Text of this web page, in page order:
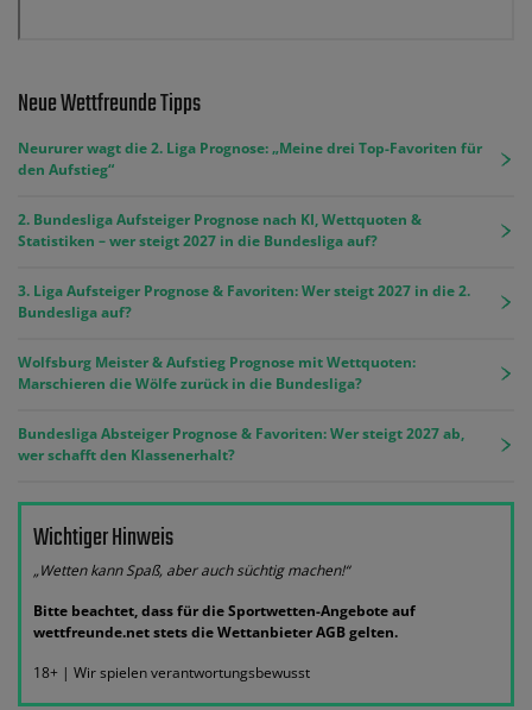
Neue Wettfreunde Tipps
Neururer wagt die 2. Liga Prognose: „Meine drei Top-Favoriten für
den Aufstieg“
2. Bundesliga Aufsteiger Prognose nach KI, Wettquoten &
Statistiken – wer steigt 2027 in die Bundesliga auf?
3. Liga Aufsteiger Prognose & Favoriten: Wer steigt 2027 in die 2.
Bundesliga auf?
Wolfsburg Meister & Aufstieg Prognose mit Wettquoten:
Marschieren die Wölfe zurück in die Bundesliga?
Bundesliga Absteiger Prognose & Favoriten: Wer steigt 2027 ab,
wer schafft den Klassenerhalt?
Wichtiger Hinweis
„Wetten kann Spaß, aber auch süchtig machen!“
Bitte beachtet, dass für die Sportwetten-Angebote auf
wettfreunde.net stets die Wettanbieter AGB gelten.
18+ | Wir spielen verantwortungsbewusst